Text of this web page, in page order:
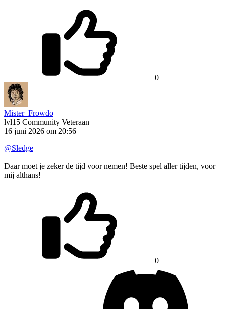
0
Mister_Frowdo
lvl15 Community Veteraan
16 juni 2026 om 20:56
@Sledge
Daar moet je zeker de tijd voor nemen! Beste spel aller tijden, voor
mij althans!
0